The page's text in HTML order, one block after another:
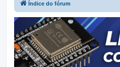
Índice do fórum